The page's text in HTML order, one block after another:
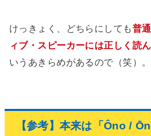
けっきょく、どちらにしても 普
ィブ・スピーカーには正しく読
いうあきらめがあるので（笑）。
【参考】本来は「Ôno /